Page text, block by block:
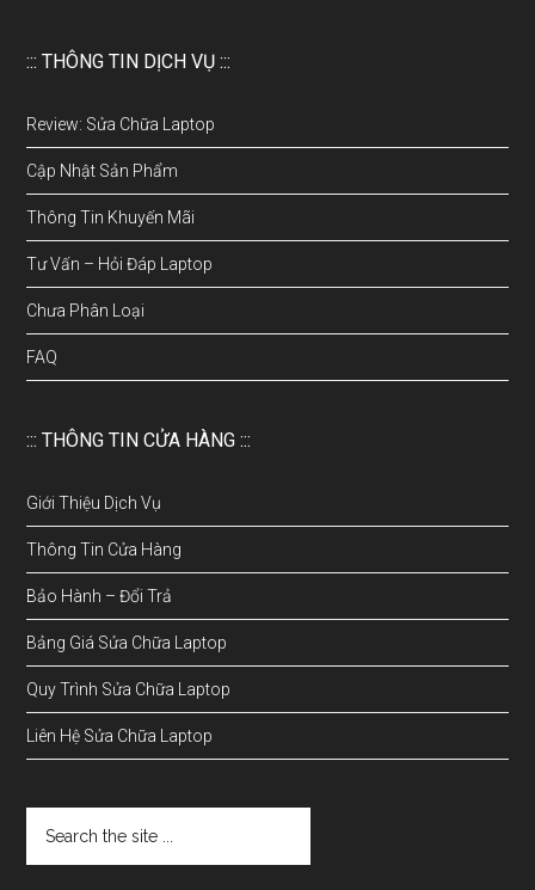
::: THÔNG TIN DỊCH VỤ :::
Review: Sửa Chữa Laptop
Cập Nhật Sản Phẩm
Thông Tin Khuyến Mãi
Tư Vấn – Hỏi Đáp Laptop
Chưa Phân Loại
FAQ
::: THÔNG TIN CỬA HÀNG :::
Giới Thiệu Dịch Vụ
Thông Tin Cửa Hàng
Bảo Hành – Đổi Trả
Bảng Giá Sửa Chữa Laptop
Quy Trình Sửa Chữa Laptop
Liên Hệ Sửa Chữa Laptop